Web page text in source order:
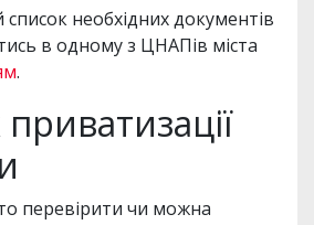
необхідних документів
в одному з ЦНАПів міста
.
перевірити чи можна